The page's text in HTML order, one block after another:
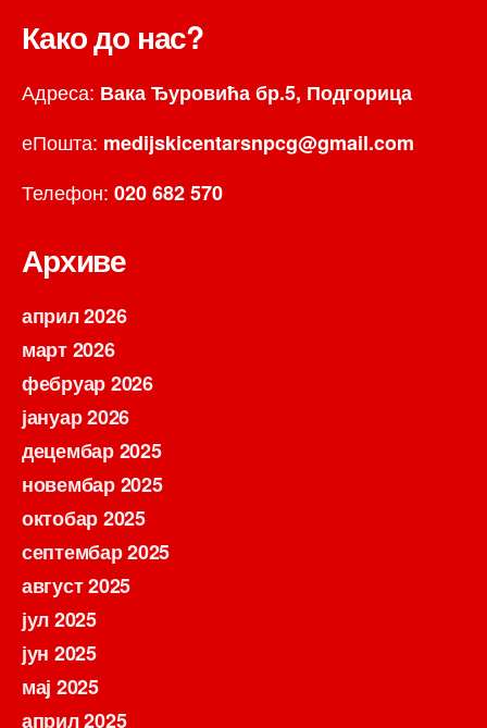
Како до нас?
Адреса: Вака Ђуровића бр.5, Подгорица
еПошта: medijskicentarsnpcg@gmail.com
Телефон: 020 682 570
Архиве
април 2026
март 2026
фебруар 2026
јануар 2026
децембар 2025
новембар 2025
октобар 2025
септембар 2025
август 2025
јул 2025
јун 2025
мај 2025
април 2025